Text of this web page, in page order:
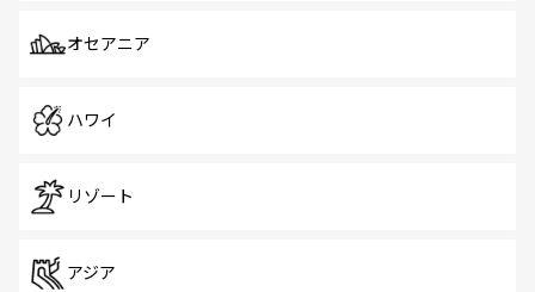
オセアニア
ハワイ
リゾート
アジア